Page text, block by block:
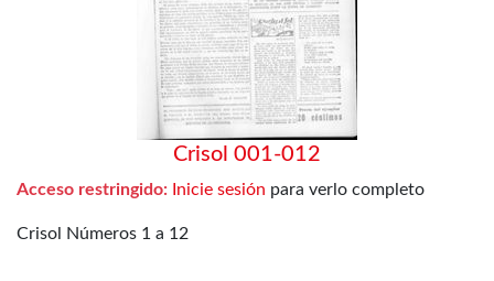
Crisol 001-012
Acceso restringido: Inicie sesión para verlo completo
Crisol Números 1 a 12